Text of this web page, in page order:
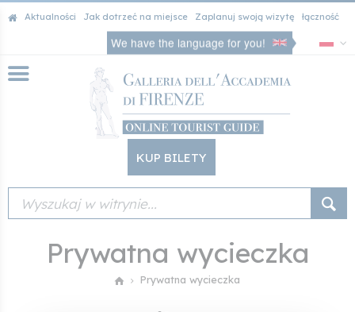
Aktualności Jak dotrzeć na miejsce Zaplanuj swoją wizytę łączność
We have the language for you!
KUP BILETY
Prywatna wycieczka
Prywatna wycieczka